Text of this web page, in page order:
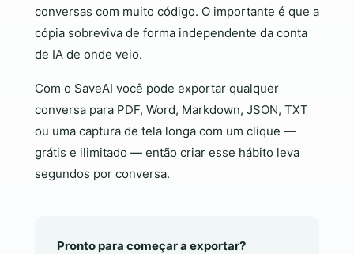
conversas com muito código. O importante é que a
cópia sobreviva de forma independente da conta
de IA de onde veio.
Com o SaveAI você pode exportar qualquer
conversa para PDF, Word, Markdown, JSON, TXT
ou uma captura de tela longa com um clique —
grátis e ilimitado — então criar esse hábito leva
segundos por conversa.
Pronto para começar a exportar?